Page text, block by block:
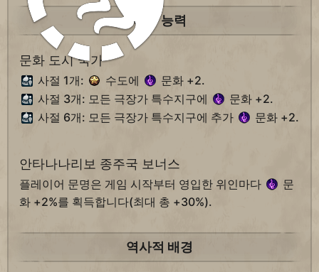
특유 능력
문화 도시 국가
사절 1개: 수도에
문화 +2.
사절 3개: 모든 극장가 특수지구에
문화 +2.
사절 6개: 모든 극장가 특수지구에 추가
문화 +2.
안타나나리보 종주국 보너스
플레이어 문명은 게임 시작부터 영입한 위인마다
문
화 +2%를 획득합니다(최대 총 +30%).
역사적 배경